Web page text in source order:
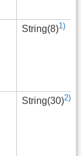
String(8)1)
String(30)2)